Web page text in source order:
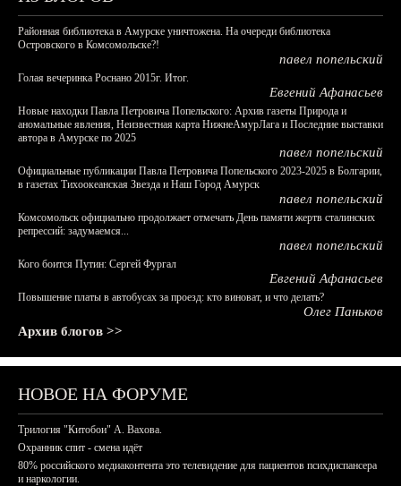
Районная библиотека в Амурске уничтожена. На очереди библиотека
Островского в Комсомольске?!
павел попельский
Голая вечеринка Роснано 2015г. Итог.
Евгений Афанасьев
Новые находки Павла Петровича Попельского: Архив газеты Природа и
аномальные явления, Неизвестная карта НижнеАмурЛага и Последние выставки
автора в Амурске по 2025
павел попельский
Официальные публикации Павла Петровича Попельского 2023-2025 в Болгарии,
в газетах Тихоокеанская Звезда и Наш Город Амурск
павел попельский
Комсомольск официально продолжает отмечать День памяти жертв сталинских
репрессий: задумаемся...
павел попельский
Кого боится Путин: Сергей Фургал
Евгений Афанасьев
Повышение платы в автобусах за проезд: кто виноват, и что делать?
Олег Паньков
Архив блогов >>
НОВОЕ НА ФОРУМЕ
Трилогия "Китобои" А. Вахова.
Охранник спит - смена идёт
80% российского медиаконтента это телевидение для пациентов психдиспансера
и наркологии.